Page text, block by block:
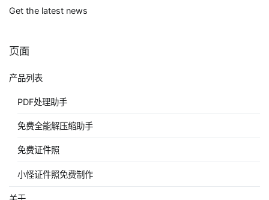
Get the latest news
页面
产品列表
PDF处理助手
免费全能解压缩助手
免费证件照
小怪证件照免费制作